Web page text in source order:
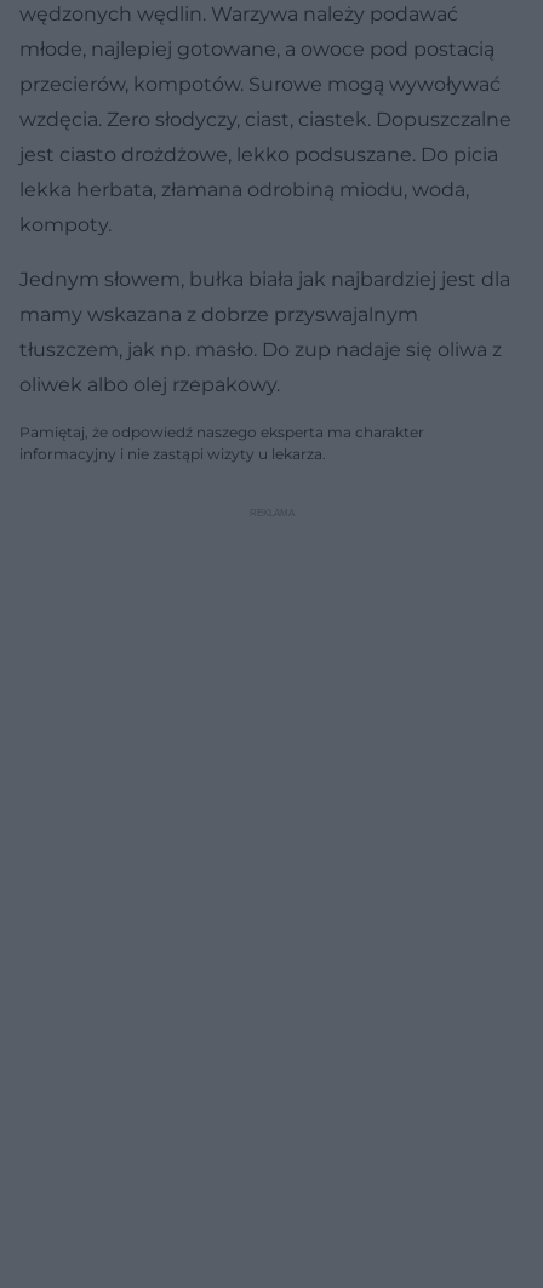
wędzonych wędlin. Warzywa należy podawać
młode, najlepiej gotowane, a owoce pod postacią
przecierów, kompotów. Surowe mogą wywoływać
wzdęcia. Zero słodyczy, ciast, ciastek. Dopuszczalne
jest ciasto drożdżowe, lekko podsuszane. Do picia
lekka herbata, złamana odrobiną miodu, woda,
kompoty.
Jednym słowem, bułka biała jak najbardziej jest dla
mamy wskazana z dobrze przyswajalnym
tłuszczem, jak np. masło. Do zup nadaje się oliwa z
oliwek albo olej rzepakowy.
Pamiętaj, że odpowiedź naszego eksperta ma charakter
informacyjny i nie zastąpi wizyty u lekarza.